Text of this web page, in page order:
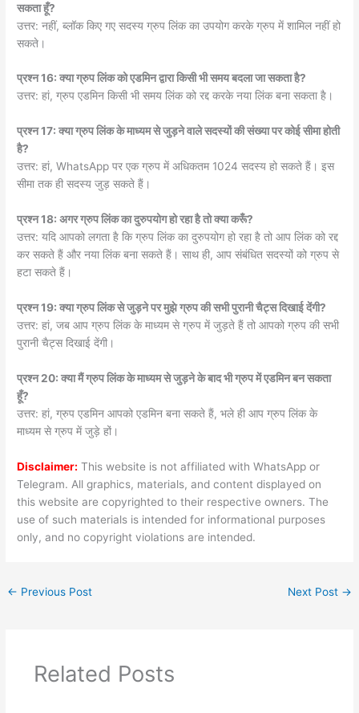
सकता हूँ?
उत्तर: नहीं, ब्लॉक किए गए सदस्य ग्रुप लिंक का उपयोग करके ग्रुप में शामिल नहीं हो
सकते।
प्रश्न 16: क्या ग्रुप लिंक को एडमिन द्वारा किसी भी समय बदला जा सकता है?
उत्तर: हां, ग्रुप एडमिन किसी भी समय लिंक को रद्द करके नया लिंक बना सकता है।
प्रश्न 17: क्या ग्रुप लिंक के माध्यम से जुड़ने वाले सदस्यों की संख्या पर कोई सीमा होती
है?
उत्तर: हां, WhatsApp पर एक ग्रुप में अधिकतम 1024 सदस्य हो सकते हैं। इस
सीमा तक ही सदस्य जुड़ सकते हैं।
प्रश्न 18: अगर ग्रुप लिंक का दुरुपयोग हो रहा है तो क्या करूँ?
उत्तर: यदि आपको लगता है कि ग्रुप लिंक का दुरुपयोग हो रहा है तो आप लिंक को रद्द
कर सकते हैं और नया लिंक बना सकते हैं। साथ ही, आप संबंधित सदस्यों को ग्रुप से
हटा सकते हैं।
प्रश्न 19: क्या ग्रुप लिंक से जुड़ने पर मुझे ग्रुप की सभी पुरानी चैट्स दिखाई देंगी?
उत्तर: हां, जब आप ग्रुप लिंक के माध्यम से ग्रुप में जुड़ते हैं तो आपको ग्रुप की सभी
पुरानी चैट्स दिखाई देंगी।
प्रश्न 20: क्या मैं ग्रुप लिंक के माध्यम से जुड़ने के बाद भी ग्रुप में एडमिन बन सकता
हूँ?
उत्तर: हां, ग्रुप एडमिन आपको एडमिन बना सकते हैं, भले ही आप ग्रुप लिंक के
माध्यम से ग्रुप में जुड़े हों।
Disclaimer: This website is not affiliated with WhatsApp or
Telegram. All graphics, materials, and content displayed on
this website are copyrighted to their respective owners. The
use of such materials is intended for informational purposes
only, and no copyright violations are intended.
← Previous Post Next Post →
Related Posts